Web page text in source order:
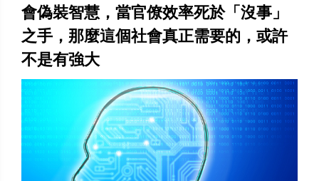
會偽裝智慧，當官僚效率死於「沒事」
之手，那麼這個社會真正需要的，或許
不是有強大